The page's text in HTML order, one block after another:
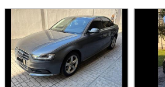
Operacion
4
Combustible
Nafta
4